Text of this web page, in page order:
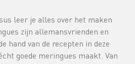
leer je alles over het maken
zijn allemansvrienden en
hand van de recepten in deze
goede meringues maakt. Van